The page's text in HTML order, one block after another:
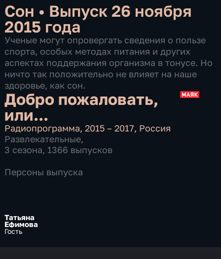
Сон • Выпуск 26 ноября
2015 года
Ученые могут опровергать сведения о пользе
спорта, особых методах питания и других
аспектах поддержания организма в тонусе. Но
ничто так положительно не влияет на наше
здоровье, как сон.
Добро пожаловать,
или...
Радиопрограмма,2015 – 2017, Россия
Развлекательные,
3 сезона, 1366 выпусков
Персоны выпуска
Татьяна
Ефимова
Гость